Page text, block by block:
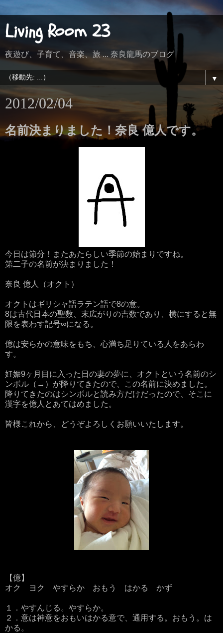
Living Room 23
夜遊び、子育て、音楽、旅 ... 奈良龍馬のブログ
▼
2012/02/04
名前決まりました！奈良 億人です。
今日は節分！またあたらしい季節の始まりですね。
第二子の名前が決まりました！
奈良 億人（オクト）
オクトはギリシャ語ラテン語で8の意。
8は古代日本の聖数、末広がりの吉数であり、横にすると無
限を表わす記号∞になる。
億は安らかの意味をもち、心満ち足りている人をあらわ
す。
妊娠9ヶ月目に入った日の妻の夢に、オクトという名前のシ
ンボル（→）が降りてきたので、この名前に決めました。
降りてきたのはシンボルと読み方だけだったので、そこに
漢字を億人とあてはめました。
皆様これから、どうぞよろしくお願いいたします。
【億】
オク ヨク やすらか おもう はかる かず
１．やすんじる。やすらか。
２．意は神意をおもいはかる意で、通用する。おもう。は
かる。